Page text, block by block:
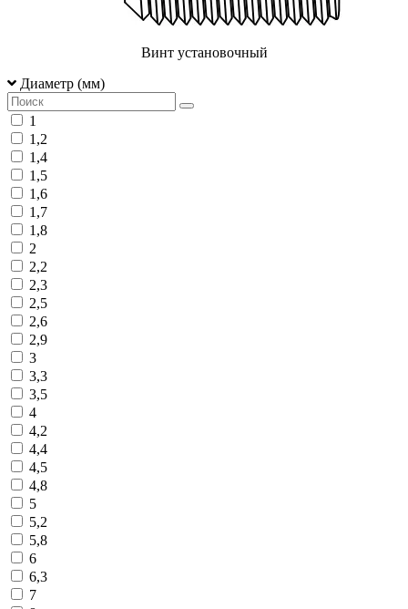
Винт установочный
Диаметр (мм)
1
1,2
1,4
1,5
1,6
1,7
1,8
2
2,2
2,3
2,5
2,6
2,9
3
3,3
3,5
4
4,2
4,4
4,5
4,8
5
5,2
5,8
6
6,3
7